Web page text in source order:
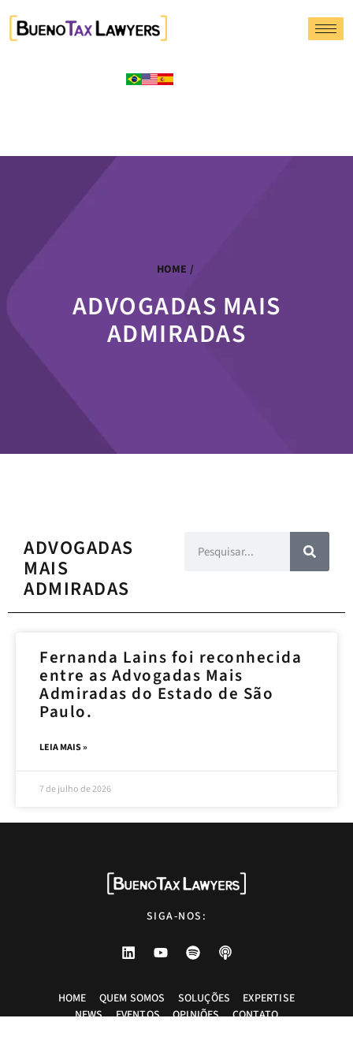
HOME /
ADVOGADAS MAIS
ADMIRADAS
ADVOGADAS
MAIS
ADMIRADAS
Fernanda Lains foi reconhecida
entre as Advogadas Mais
Admiradas do Estado de São
Paulo.
LEIA MAIS »
7 de julho de 2026
SIGA-NOS:
HOME QUEM SOMOS SOLUÇÕES
EXPERTISE
NEWS
EVENTOS OPINIÕES CONTATO